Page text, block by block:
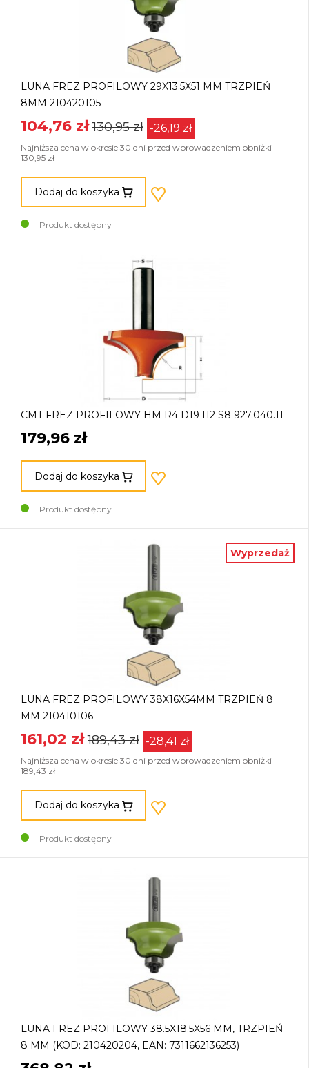
LUNA FREZ PROFILOWY 29X13.5X51 MM TRZPIEŃ
8MM 210420105
104,76 zł 130,95 zł -26,19 zł
Najniższa cena w okresie 30 dni przed wprowadzeniem obniżki
130,95 zł
Dodaj do koszyka
Produkt dostępny
CMT FREZ PROFILOWY HM R4 D19 I12 S8 927.040.11
179,96 zł
Dodaj do koszyka
Produkt dostępny
Wyprzedaż
LUNA FREZ PROFILOWY 38X16X54MM TRZPIEŃ 8
MM 210410106
161,02 zł 189,43 zł -28,41 zł
Najniższa cena w okresie 30 dni przed wprowadzeniem obniżki
189,43 zł
Dodaj do koszyka
Produkt dostępny
LUNA FREZ PROFILOWY 38.5X18.5X56 MM, TRZPIEŃ
8 MM (KOD: 210420204, EAN: 7311662136253)